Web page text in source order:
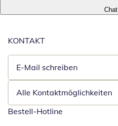
Chat
KONTAKT
E-Mail schreiben
Öffnet E-Mail-Client
Alle Kontaktmöglichkeiten
Bestell-Hotline